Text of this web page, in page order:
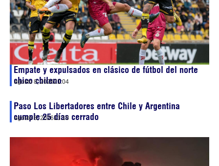
Empate y expulsados en clásico de fútbol del norte
chico chileno
agosto 8, 202621:04
Paso Los Libertadores entre Chile y Argentina
cumple 25 días cerrado
agosto 8, 202613:10